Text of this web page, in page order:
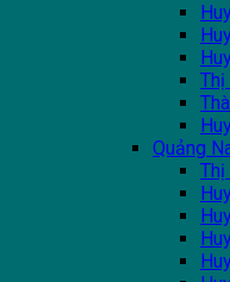
Thị
Quảng
Thị